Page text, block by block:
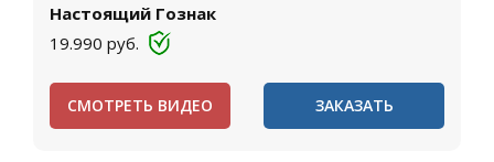
Настоящий Гознак
19.990 руб.
СМОТРЕТЬ ВИДЕО ЗАКАЗАТЬ